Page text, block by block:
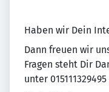
Haben wir Dein
Dann freuen wir
Fragen steht Dir
unter